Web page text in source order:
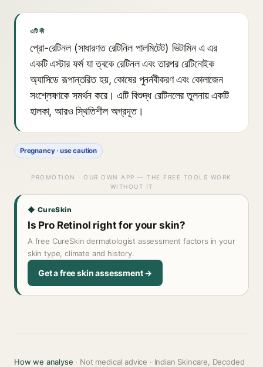
এটি কী
প্রো-রেটিনল (সাধারণত রেটিনিল পালমিটেট) ভিটামিন এ এর
একটি এস্টার ফর্ম যা ত্বকে রেটিনল এবং তারপর রেটিনোইক
অ্যাসিডে রূপান্তরিত হয়, কোষের পুনর্নবীকরণ এবং কোলাজেন
সংশ্লেষণকে সমর্থন করে। এটি বিশুদ্ধ রেটিনলের তুলনায় একটি
হালকা, আরও স্থিতিশীল অগ্রদূত।
Pregnancy · use caution
PROMOTION · OUR OWN APP — THE FREE TOOLS WORK
WITHOUT IT
◆ CureSkin
Is Pro Retinol right for your skin?
A free CureSkin dermatologist assessment factors in your
skin type, climate and history.
Get a free skin assessment →
How we analyse · Not medical advice · Indian Skincare, Decoded